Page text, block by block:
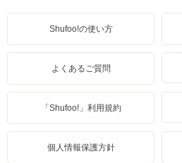
Shufoo!の使い方
よくあるご質問
「Shufoo!」利用規約
個人情報保護方針